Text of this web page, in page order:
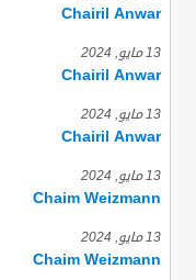
Chairil Anwar
13 مايو, 2024
Chairil Anwar
13 مايو, 2024
Chairil Anwar
13 مايو, 2024
Chaim Weizmann
13 مايو, 2024
Chaim Weizmann